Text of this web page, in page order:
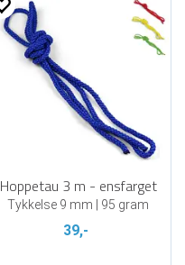
Hoppetau 3 m - ensfarget
Tykkelse 9 mm | 95 gram
39,-